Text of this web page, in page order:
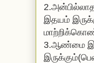
இதயம்
3.ஆண்மை